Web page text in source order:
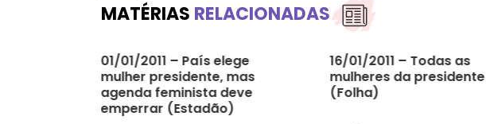
MATÉRIAS RELACIONADAS
01/01/2011 – País elege
mulher presidente, mas
agenda feminista deve
emperrar (Estadão)
16/01/2011 – Todas as
mulheres da presidente
(Folha)